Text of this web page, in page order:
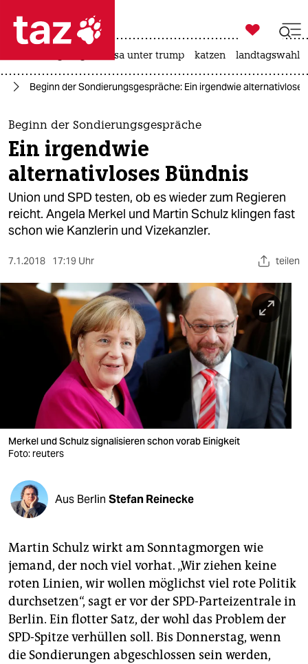
 taz zahl ich
taz zahl ich
themen
politik
öko
gesellschaft
sport
wahrheit
verlag
verlag
veranstaltungen
shop
fragen & hilfe
unterstützen
abo
genossenschaft
epaper login

taz zahl ich
usa unter trump katzen landtagswahl
Beginn der Sondierungsgespräche: Ein irgendwie
Beginn der Sondierungsgespräche
Ein irgendwie
alternativloses Bündnis
Union und SPD testen, ob es wieder zum Regieren
reicht. Angela Merkel und Martin Schulz klingen fast
schon wie Kanzlerin und Vizekanzler.
7.1.2018 17:19 Uhr teilen
Merkel und Schulz signalisieren schon vorab Einigkeit
Foto: reuters
Aus Berlin Stefan Reinecke
Martin Schulz wirkt am Sonntagmorgen wie
jemand, der noch viel vorhat. „Wir ziehen keine
roten Linien, wir wollen möglichst viel rote Politik
durchsetzen“, sagt er vor der SPD-Parteizentrale in
Berlin. Ein flotter Satz, der wohl das Problem der
SPD-Spitze verhüllen soll. Bis Donnerstag, wenn
die Sondierungen abgeschlossen sein werden,